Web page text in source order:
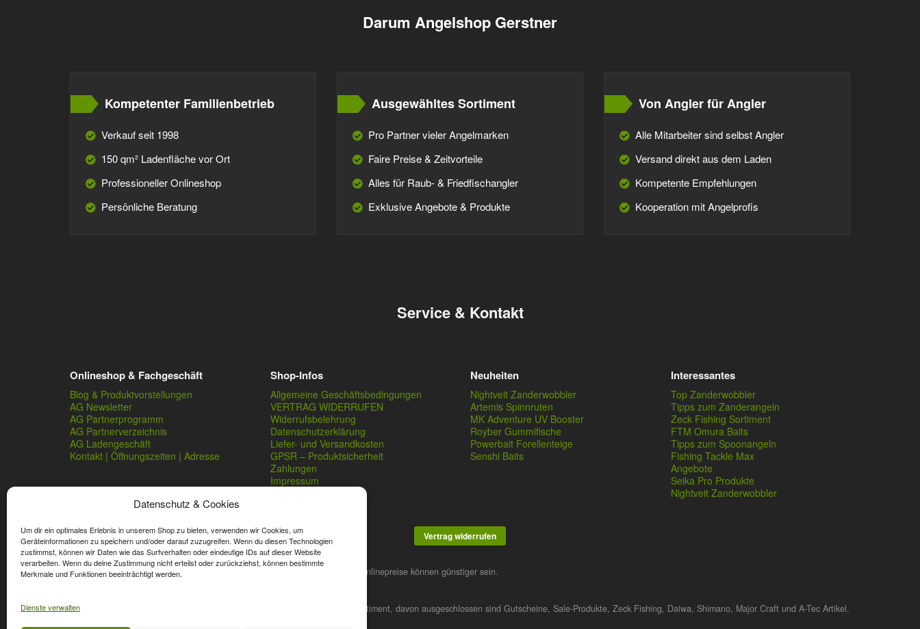
Datenschutz & Cookies
Um dir ein optimales Erlebnis in unserem Shop zu bieten, verwenden wir Cookies, um
Geräteinformationen zu speichern und/oder darauf zuzugreifen. Wenn du diesen Technologien
zustimmst, können wir Daten wie das Surfverhalten oder eindeutige IDs auf dieser Website
verarbeiten. Wenn du deine Zustimmung nicht erteilst oder zurückziehst, können bestimmte
Merkmale und Funktionen beeinträchtigt werden.
Dienste verwalten
Darum Angelshop Gerstner
Kompetenter Familienbetrieb
Verkauf seit 1998
150 qm² Ladenfläche vor Ort
Professioneller Onlineshop
Persönliche Beratung
Ausgewähltes Sortiment
Pro Partner vieler Angelmarken
Faire Preise & Zeitvorteile
Alles für Raub- & Friedfischangler
Exklusive Angebote & Produkte
Von Angler für Angler
Alle Mitarbeiter sind selbst Angler
Versand direkt aus dem Laden
Kompetente Empfehlungen
Kooperation mit Angelprofis
Service & Kontakt
Onlineshop & Fachgeschäft
Blog & Produktvorstellungen
AG Newsletter
AG Partnerprogramm
AG Partnerverzeichnis
AG Ladengeschäft
Kontakt | Öffnungszeiten | Adresse
Shop-Infos
Allgemeine Geschäftsbedingungen
VERTRAG WIDERRUFEN
Widerrufsbelehrung
Datenschutzerklärung
Liefer- und Versandkosten
GPSR – Produktsicherheit
Zahlungen
Impressum
Neuheiten
Nightveit Zanderwobbler
Artemis Spinnruten
MK Adventure UV Booster
Royber Gummifische
Powerbait Forellenteige
Senshi Baits
Interessantes
Top Zanderwobbler
Tipps zum Zanderangeln
Zeck Fishing Sortiment
FTM Omura Baits
Tipps zum Spoonangeln
Fishing Tackle Max
Angebote
Seika Pro Produkte
Nightveit Zanderwobbler
Vertrag widerrufen
* Streichpreise sind reguläre Ladenpreise von Angelshop Gerstner. Unsere Onlinepreise können günstiger sein.
Affiliate, Partner Rabatt-Codes und Aktionscodes gelten für das gesamte Sortiment, davon ausgeschlossen sind Gutscheine, Sale-Produkte, Zeck Fishing, Daiwa, Shimano, Major Craft und A-Tec Artikel.